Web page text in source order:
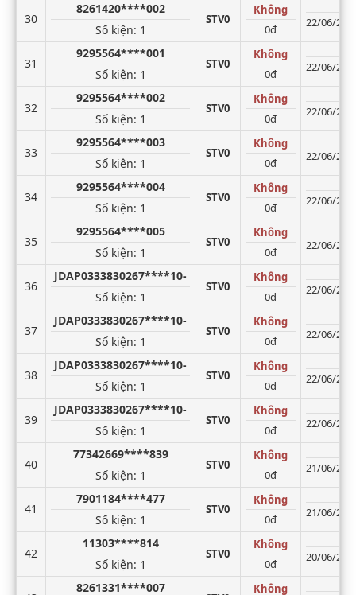
30
8261420****002
Số kiện: 1
STV0
Không
0đ
22/06/
31
9295564****001
Số kiện: 1
STV0
Không
0đ
22/06/
32
9295564****002
Số kiện: 1
STV0
Không
0đ
22/06/
33
9295564****003
Số kiện: 1
STV0
Không
0đ
22/06/
34
9295564****004
Số kiện: 1
STV0
Không
0đ
22/06/
35
9295564****005
Số kiện: 1
STV0
Không
0đ
22/06/
36
JDAP0333830267****10-
Số kiện: 1
STV0
Không
0đ
22/06/
37
JDAP0333830267****10-
Số kiện: 1
STV0
Không
0đ
22/06/
38
JDAP0333830267****10-
Số kiện: 1
STV0
Không
0đ
22/06/
39
JDAP0333830267****10-
Số kiện: 1
STV0
Không
0đ
22/06/
40
77342669****839
Số kiện: 1
STV0
Không
0đ
21/06/
41
7901184****477
Số kiện: 1
STV0
Không
0đ
21/06/
42
11303****814
Số kiện: 1
STV0
Không
0đ
20/06/
8261331****007
Không